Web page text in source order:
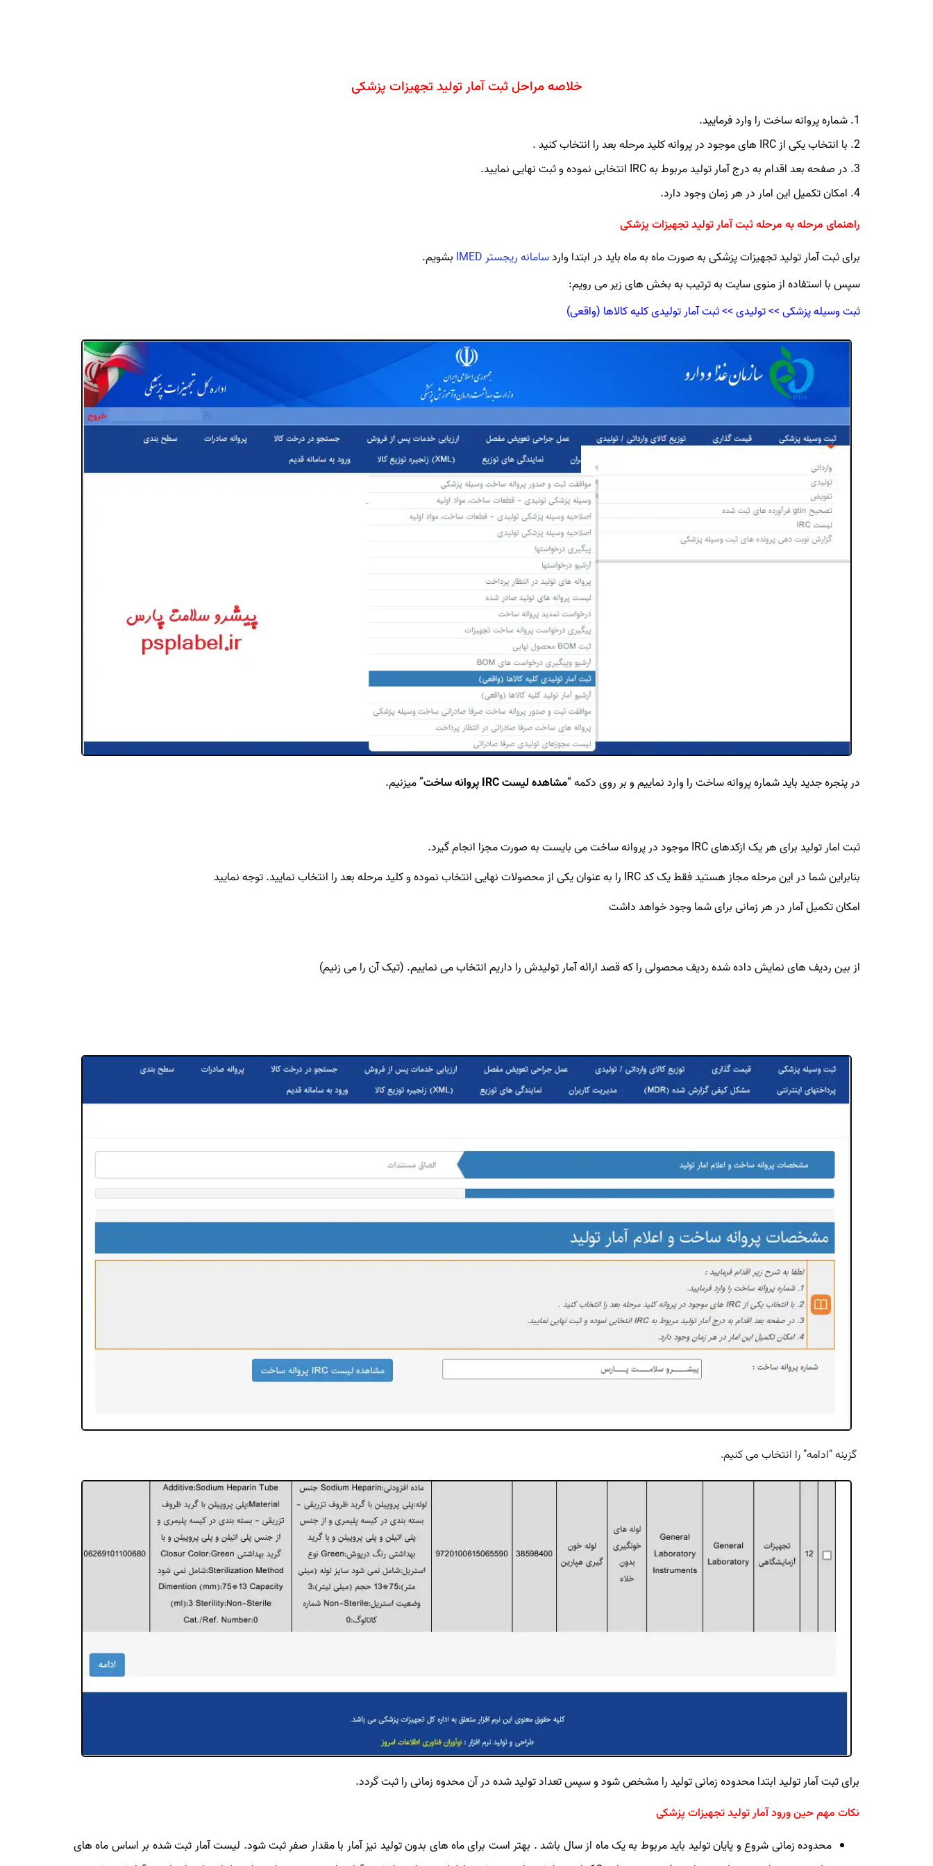
خلاصه مراحل ثبت آمار تولید تجهیزات پزشکی
1. شماره پروانه ساخت را وارد فرمایید.
2. با انتخاب یکی از IRC های موجود در پروانه کلید مرحله بعد را انتخاب کنید .
3. در صفحه بعد اقدام به درج آمار تولید مربوط به IRC انتخابی نموده و ثبت نهایی نمایید.
4. امکان تکمیل این امار در هر زمان وجود دارد.
راهنمای مرحله به مرحله ثبت آمار تولید تجهیزات پزشکی
برای ثبت آمار تولید تجهیزات پزشکی به صورت ماه به ماه باید در ابتدا واردسامانه ریجستر IMED
بشویم.
سپس با استفاده از منوی سایت به ترتیب به بخش های زیر می رویم:
ثبت وسیله پزشکی >> تولیدی >> ثبت آمار تولیدی کلیه کالاها (واقعی)
در پنجره جدید باید شماره پروانه ساخت را وارد نماییم و بر روی دکمه “مشاهده لیست IRC پروانه ساخت ” میزنیم.
ثبت امار تولید برای هر یک ازکدهای IRC موجود در پروانه ساخت می بایست به صورت مجزا انجام گیرد.
بنابراین شما در این مرحله مجاز هستید فقط یک کد IRC را به عنوان یکی از محصولات نهایی انتخاب نموده و کلید مرحله بعد را انتخاب نمایید. توجه نمایید
امکان تکمیل آمار در هر زمانی برای شما وجود خواهد داشت
از بین ردیف های نمایش داده شده ردیف محصولی را که قصد ارائه آمار تولیدش را داریم انتخاب می نماییم. (تیک آن را می زنیم)
گزینه “ادامه” را انتخاب می کنیم.
برای ثبت آمار تولید ابتدا محدوده زمانی تولید را مشخص شود و سپس تعداد تولید شده در آن محدوه زمانی را ثبت گردد.
نکات مهم حین ورود آمار تولید تجهیزات پزشکی
محدوده زمانی شروع و پایان تولید باید مربوط به یک ماه از سال باشد . بهتر است برای ماه های بدون تولید نیز آمار با مقدار صفر ثبت شود. لیست آمار ثبت شده بر اساس ماه های